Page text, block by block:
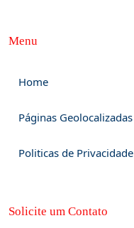
Menu
Home
Páginas Geolocalizadas
Politicas de Privacidade
Solicite um Contato